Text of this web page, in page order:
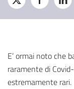
E’ ormai noto che
raramente di
estremamente rari.